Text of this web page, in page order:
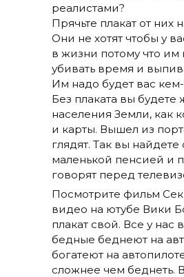
реалистами?
Прячьте плакат от них
Они не хотят чтобы у
в жизни потому что им
убивать время и
Им надо будет вас кем-
Без плаката вы будете
населения Земли, как
и карты. Вышел из
глядят. Так вы найдете
маленькой пенсией и
говорят перед
Посмотрите фильм
видео на ютубе Вики
плакат свой. Все у нас
бедные беднеют на
богатеют на
сложнее чем беднеть.